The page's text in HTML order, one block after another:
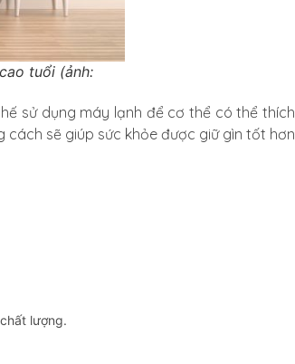
tuổi (ảnh:
sử dụng máy lạnh để cơ thể có thể thích
cách sẽ giúp sức khỏe được giữ gìn tốt hơn
lượng.